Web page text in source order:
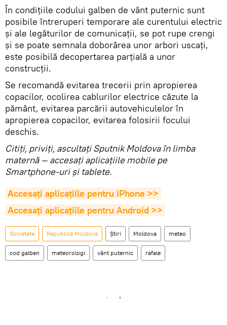
În condițiile codului galben de vânt puternic sunt
posibile întreruperi temporare ale curentului electric
şi ale legăturilor de comunicaţii, se pot rupe crengi
şi se poate semnala doborârea unor arbori uscaţi,
este posibilă decopertarea parţială a unor
construcţii.
Se recomandă evitarea trecerii prin apropierea
copacilor, ocolirea cablurilor electrice căzute la
pământ, evitarea parcării autovehiculelor în
apropierea copacilor, evitarea folosirii focului
deschis.
Citiţi, priviţi, ascultaţi Sputnik Moldova în limba
maternă — accesaţi aplicaţiile mobile pe
Smartphone-uri şi tablete.
Accesaţi aplicaţiile pentru iPhone >>
Accesaţi aplicaţiile pentru Android >>
Societate Republica Moldova Știri Moldova meteo
cod galben meteorologi vânt puternic rafale